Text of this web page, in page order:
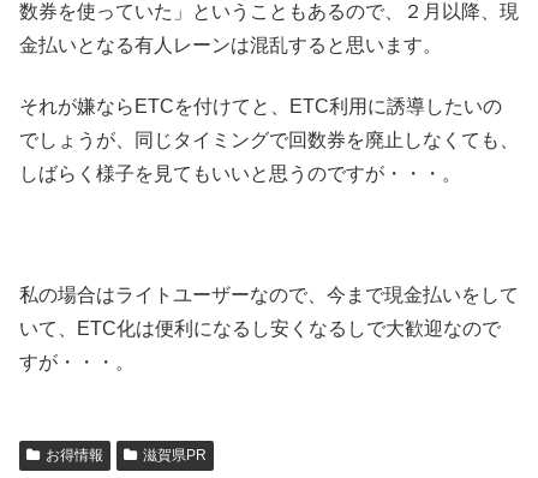
数券を使っていた」ということもあるので、２月以降、現
金払いとなる有人レーンは混乱すると思います。
それが嫌ならETCを付けてと、ETC利用に誘導したいの
でしょうが、同じタイミングで回数券を廃止しなくても、
しばらく様子を見てもいいと思うのですが・・・。
私の場合はライトユーザーなので、今まで現金払いをして
いて、ETC化は便利になるし安くなるしで大歓迎なので
すが・・・。
お得情報 滋賀県PR